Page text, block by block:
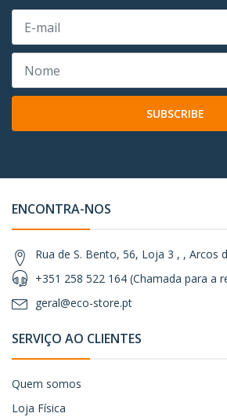
SUBSCRIBE
ENCONTRA-NOS
Rua de S. Bento, 56, Loja 3 , , Arcos
+351 258 522 164 (Chamada para a
geral@eco-store.pt
SERVIÇO AO CLIENTES
Quem somos
Loja Física